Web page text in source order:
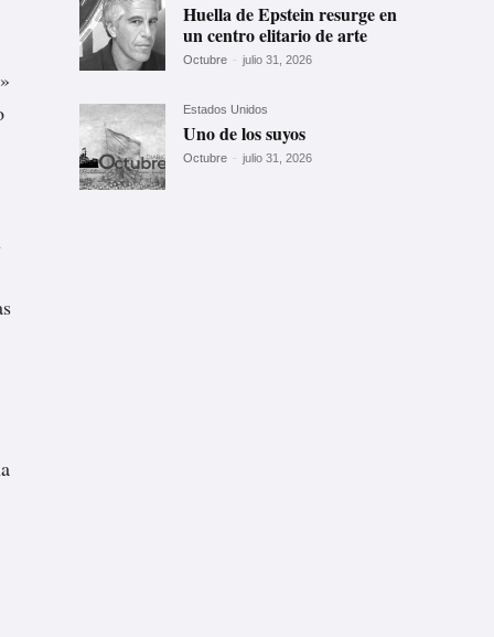
Huella de Epstein resurge en
un centro elitario de arte
Octubre - julio 31, 2026
Estados Unidos
Uno de los suyos
Octubre - julio 31, 2026